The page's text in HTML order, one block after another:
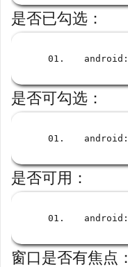
是否已勾选：
android :
是否可勾选：
android :
是否可用：
android :
窗口是否有焦点：